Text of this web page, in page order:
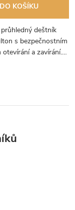
DO KOŠÍKU
deštník
s bezpečnostním
otevírání a zavírání.